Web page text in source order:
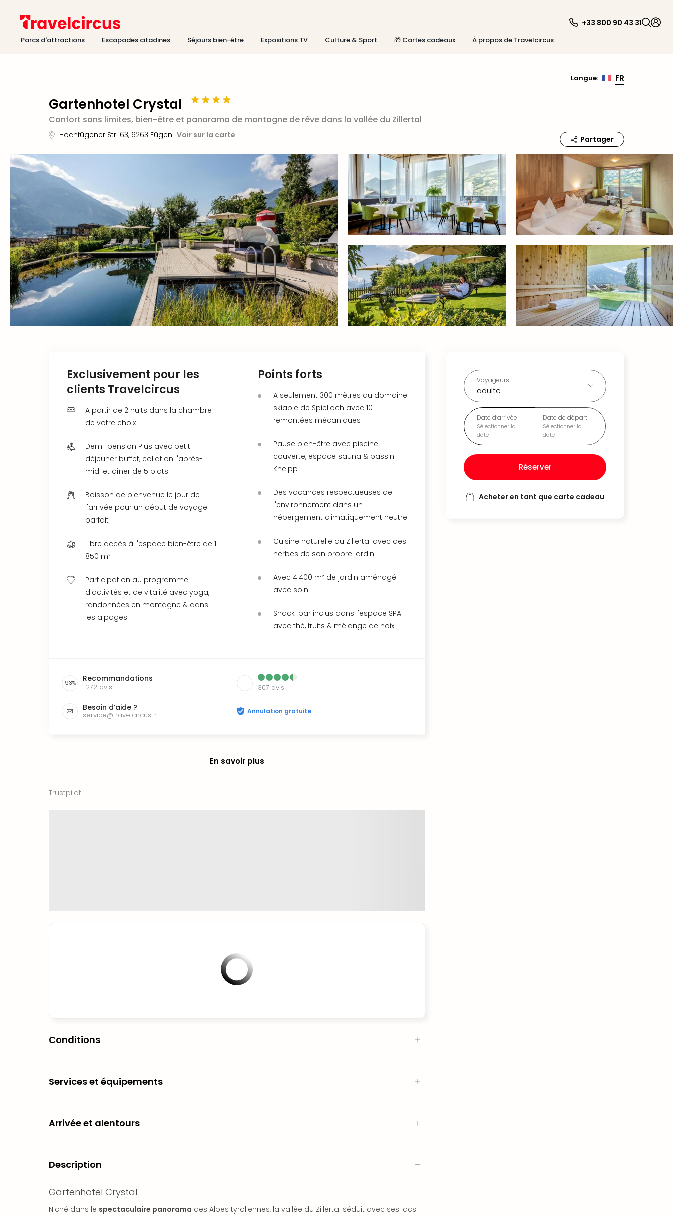
Parcs d'attractions Escapades citadines Séjours bien-être Expositions TV Culture & Sport 🎁 Cartes cadeaux À propos de Travelcircus
+33 800 90 43 31
Langue: FR
Gartenhotel Crystal
Confort sans limites, bien-être et panorama de montagne de rêve dans la vallée du Zillertal
Hochfügener Str. 63, 6263 Fügen Voir sur la carte Partager
Voyageurs
adulte
Date d’arrivée
Sélectionner la
date
Date de départ
Sélectionner la
date
Réserver
Acheter en tant que carte cadeau
Exclusivement pour les
clients Travelcircus
A partir de 2 nuits dans la chambre
de votre choix
Demi-pension Plus avec petit-
déjeuner buffet, collation l'après-
midi et dîner de 5 plats
Boisson de bienvenue le jour de
l'arrivée pour un début de voyage
parfait
Libre accès à l'espace bien-être de 1
850 m²
Participation au programme
d'activités et de vitalité avec yoga,
randonnées en montagne & dans
les alpages
Points forts
A seulement 300 mètres du domaine
skiable de Spieljoch avec 10
remontées mécaniques
Pause bien-être avec piscine
couverte, espace sauna & bassin
Kneipp
Des vacances respectueuses de
l'environnement dans un
hébergement climatiquement neutre
Cuisine naturelle du Zillertal avec des
herbes de son propre jardin
Avec 4.400 m² de jardin aménagé
avec soin
Snack-bar inclus dans l'espace SPA
avec thé, fruits & mélange de noix
93% Recommandations
1 272 avis 307 avis
Besoin d’aide ?
service@travelcircus.fr Annulation gratuite
En savoir plus
Trustpilot
Conditions
Services et équipements
Arrivée et alentours
Description
Gartenhotel Crystal
Niché dans le spectaculaire panorama des Alpes tyroliennes, la vallée du Zillertal séduit avec ses lacs